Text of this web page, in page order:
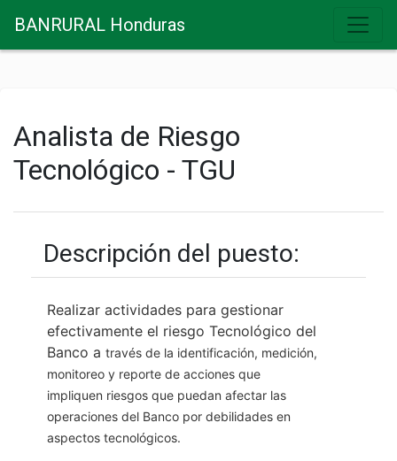
BANRURAL Honduras
Analista de Riesgo
Tecnológico - TGU
Descripción del puesto:
Realizar actividades para gestionar
efectivamente el riesgo Tecnológico del
Banco a través de la identificación, medición,
monitoreo y reporte de acciones que
impliquen riesgos que puedan afectar las
operaciones del Banco por debilidades en
aspectos tecnológicos.